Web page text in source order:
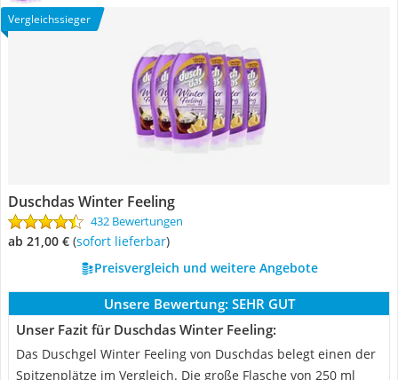
Vergleichssieger
Duschdas Winter Feeling
432 Bewertungen
ab 21,00 € ( Sofort lieferbar)
Preisvergleich und weitere Angebote
Unsere Bewertung: SEHR GUT
Unser Fazit für Duschdas Winter Feeling:
Das Duschgel Winter Feeling von Duschdas belegt einen der
Spitzenplätze im Vergleich. Die große Flasche von 250 ml